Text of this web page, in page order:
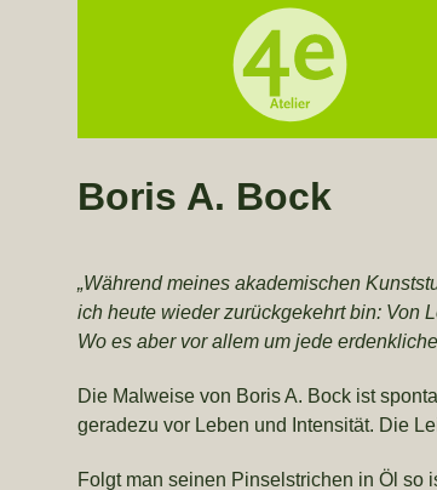
Boris A. Bock
„Während meines akademischen
ich heute wieder zurückgekehrt bin: Von
Wo es aber vor allem um jede
Die Malweise von Boris A. Bock ist
geradezu vor Leben und Intensität. Die
Folgt man seinen Pinselstrichen in Öl